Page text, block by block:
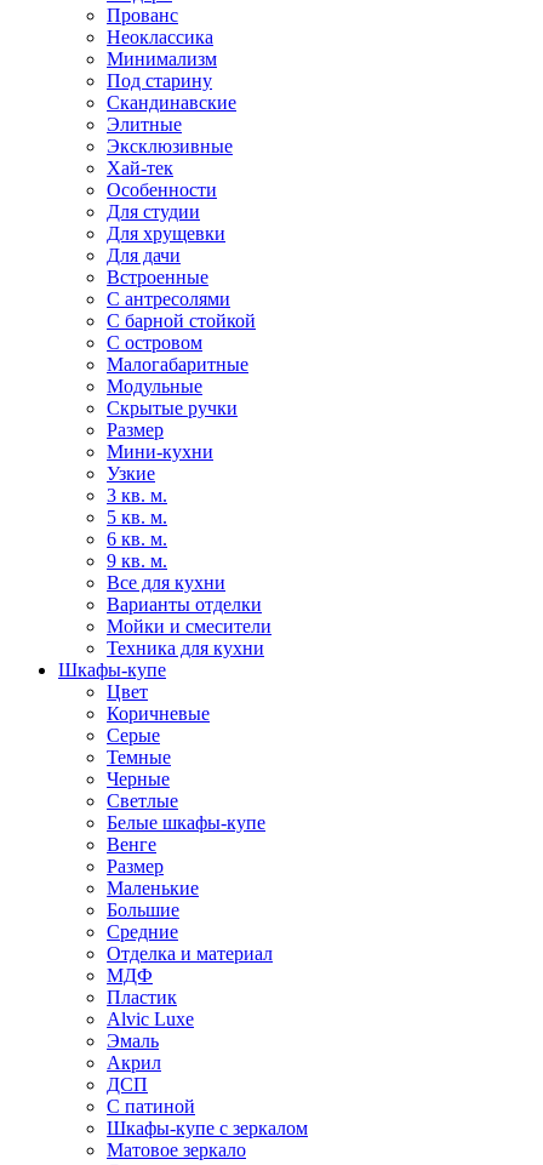
Прованс
Неоклассика
Минимализм
Под старину
Скандинавские
Элитные
Эксклюзивные
Хай-тек
Особенности
Для студии
Для хрущевки
Для дачи
Встроенные
С антресолями
С барной стойкой
С островом
Малогабаритные
Модульные
Скрытые ручки
Размер
Мини-кухни
Узкие
3 кв. м.
5 кв. м.
6 кв. м.
9 кв. м.
Все для кухни
Варианты отделки
Мойки и смесители
Техника для кухни
Шкафы-купе
Цвет
Коричневые
Серые
Темные
Черные
Светлые
Белые шкафы-купе
Венге
Размер
Маленькие
Большие
Средние
Отделка и материал
МДФ
Пластик
Alvic Luxe
Эмаль
Акрил
ДСП
С патиной
Шкафы-купе с зеркалом
Матовое зеркало